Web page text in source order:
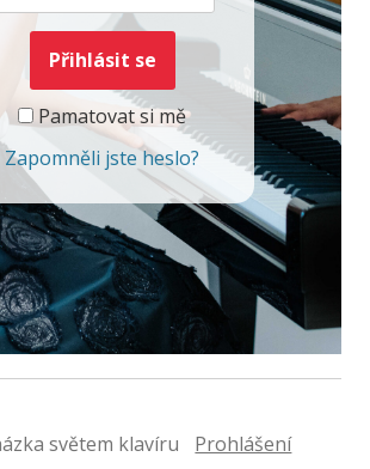
Pamatovat si mě
Zapomněli jste heslo?
světem klavíru Prohlášení